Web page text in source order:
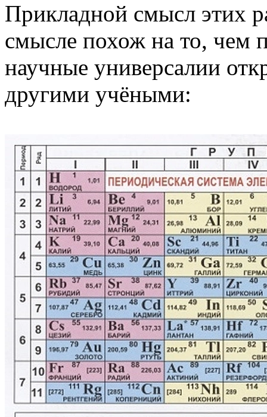
Прикладной смысл этих
смысле похож на то, чем
научные универсалии
другими учёными: